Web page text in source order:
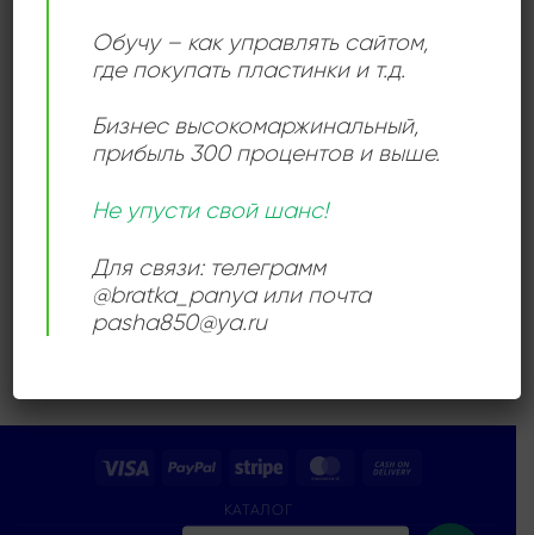
ГУАРАЧА
Elena
Продается: Интернет-магазин
Пластиночка
Visa PayPal Stripe MasterCard
Delivery
КАТАЛОГ
Обучу – как управлять сайтом,
где покупать пластинки и т.д.
Бизнес высокомаржинальный,
прибыль 300 процентов и выше.
Не упусти свой шанс!
Для связи: телеграмм
@bratka_panya или почта
pasha850@ya.ru